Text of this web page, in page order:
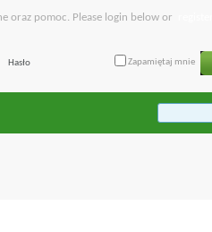
oraz pomoc. Please login below or
Zapamiętaj mnie